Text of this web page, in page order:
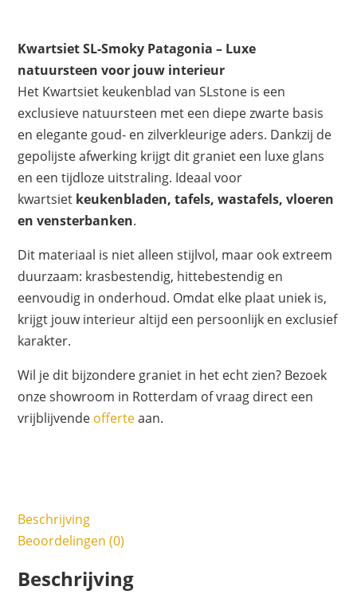
Kwartsiet SL-Smoky Patagonia – Luxe
natuursteen voor jouw interieur
Het Kwartsiet keukenblad van SLstone is een
exclusieve natuursteen met een diepe zwarte basis
en elegante goud- en zilverkleurige aders. Dankzij de
gepolijste afwerking krijgt dit graniet een luxe glans
en een tijdloze uitstraling. Ideaal voor
kwartsiet keukenbladen, tafels, wastafels, vloeren
en vensterbanken.
Dit materiaal is niet alleen stijlvol, maar ook extreem
duurzaam: krasbestendig, hittebestendig en
eenvoudig in onderhoud. Omdat elke plaat uniek is,
krijgt jouw interieur altijd een persoonlijk en exclusief
karakter.
Wil je dit bijzondere graniet in het echt zien? Bezoek
onze showroom in Rotterdam of vraag direct een
vrijblijvende offerteaan.
Beschrijving
Beoordelingen (0)
Beschrijving